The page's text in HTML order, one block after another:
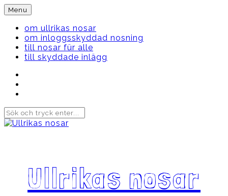
Skip
to
content
Menu
om ullrikas nosar
om inloggsskyddad nosning
till nosar für alle
till skyddade inlägg
Ullrikas nosar